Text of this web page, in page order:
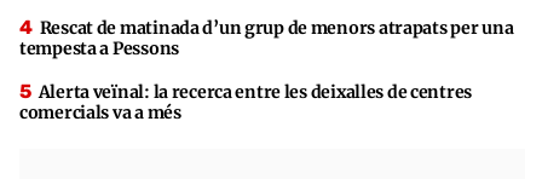
Rescat de matinada d’un grup de menors atrapats per una
tempesta a Pessons
Alerta veïnal: la recerca entre les deixalles de centres
comercials va a més